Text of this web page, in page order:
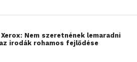
kívül az új kijelző a
Nem szeretnének lemaradni
irodák rohamos fejlődése